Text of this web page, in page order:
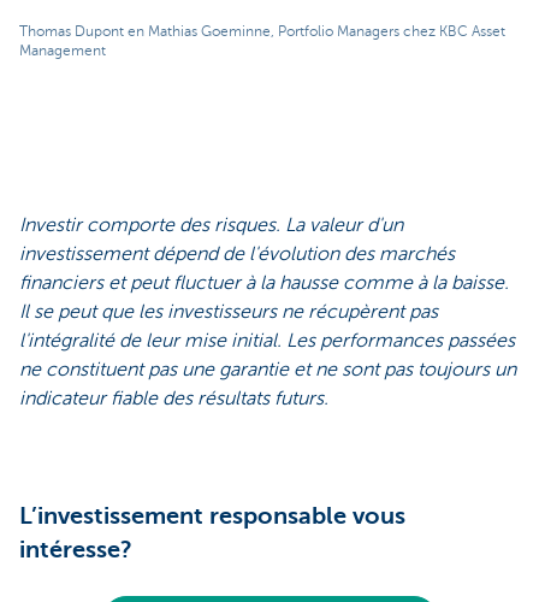
Thomas Dupont en Mathias Goeminne, Portfolio Managers chez KBC Asset
Management
Investir comporte des risques. La valeur d'un
investissement dépend de l'évolution des marchés
financiers et peut fluctuer à la hausse comme à la baisse.
Il se peut que les investisseurs ne récupèrent pas
l'intégralité de leur mise initial. Les performances passées
ne constituent pas une garantie et ne sont pas toujours un
indicateur fiable des résultats futurs.
L’investissement responsable vous
intéresse?